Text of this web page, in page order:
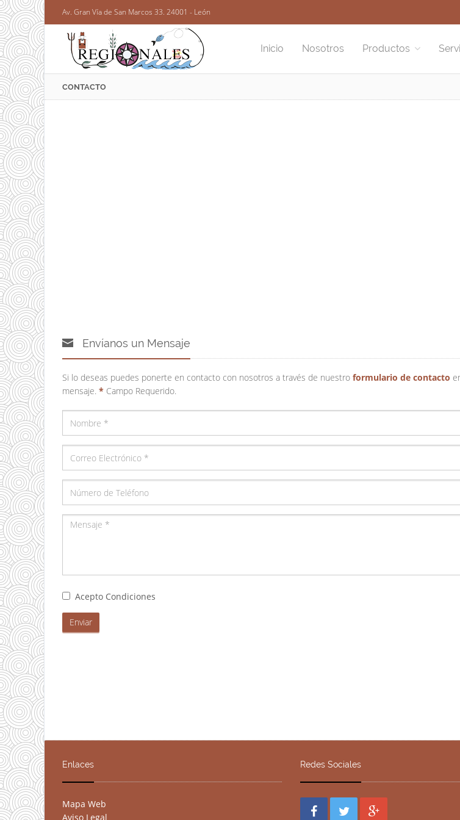
Av. Gran Vía de San Marcos 33. 24001 - León
Inicio Nosotros Productos
CONTACTO
Envíanos un Mensaje
Si lo deseas puedes ponerte en contacto con nosotros a través de nuestro formulario de contacto
mensaje. * Campo Requerido.
Acepto Condiciones
Enviar
Enlaces
Mapa Web
Aviso Legal
Redes Sociales